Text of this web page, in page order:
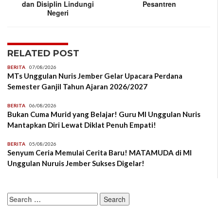
dan Disiplin Lindungi
Negeri
Pesantren
RELATED POST
BERITA 07/08/2026
MTs Unggulan Nuris Jember Gelar Upacara Perdana
Semester Ganjil Tahun Ajaran 2026/2027
BERITA 06/08/2026
Bukan Cuma Murid yang Belajar! Guru MI Unggulan Nuris
Mantapkan Diri Lewat Diklat Penuh Empati!
BERITA 05/08/2026
Senyum Ceria Memulai Cerita Baru! MATAMUDA di MI
Unggulan Nuruis Jember Sukses Digelar!
Search
for: